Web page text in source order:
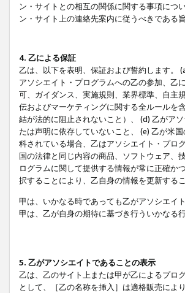
ン・サイトとの相互の関係に関する事項につ
ン・サイト上の連絡先案内に従うべきである
4. 乙による保証
乙は、以下を表明、保証および誓約します。
アソシエイト・プログラムへの乙の参加、乙
可、ガイダンス、実施規則、業界標準、自主
伝およびマーケティングに関する全ルールを
結が法的に阻止されないこと）、 (d) 乙がア
たは声明に依存していないこと、 (e) 乙が米
科されている場合、乙はアソシエイト・プロ
国の法律と同じ内容の商品、ソフトウェア、
ログラムに関して提供する情報が常に正確か
択することにより、乙自身の情報を更新する
甲は、いかなる時であっても乙がアソシエイ
甲は、乙が自身の期待に基づき行ういかなる
5. 乙がアソシエイトであることの表示
乙は、乙のサイト上または甲が乙によるプロ
として、［乙の名称を挿入］は適格販売によ